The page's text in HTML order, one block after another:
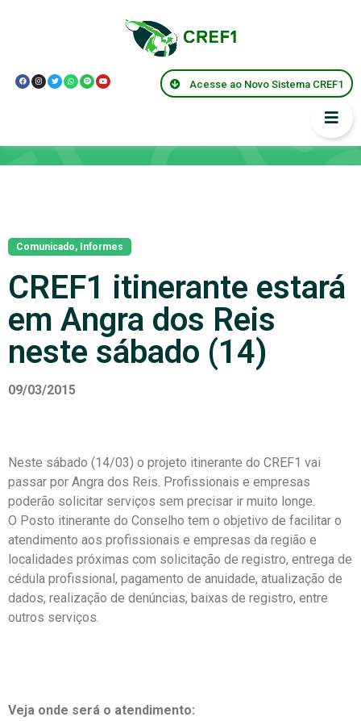
Acesse ao Novo Sistema CREF1
Comunicado, Informes
CREF1 itinerante estará
em Angra dos Reis
neste sábado (14)
09/03/2015
Neste sábado (14/03) o projeto itinerante do CREF1 vai
passar por Angra dos Reis. Profissionais e empresas
poderão solicitar serviços sem precisar ir muito longe.
O Posto itinerante do Conselho tem o objetivo de facilitar o
atendimento aos profissionais e empresas da região e
localidades próximas com solicitação de registro, entrega de
cédula profissional, pagamento de anuidade, atualização de
dados, realização de denúncias, baixas de registro, entre
outros serviços.
Veja onde será o atendimento: